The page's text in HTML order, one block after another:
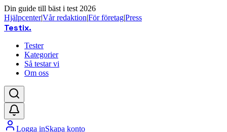
Din guide till bäst i test 2026
Hjälpcenter|Vår redaktion|För företag|Press
Testix.
Tester
Kategorier
Så testar vi
Om oss
Logga inSkapa konto